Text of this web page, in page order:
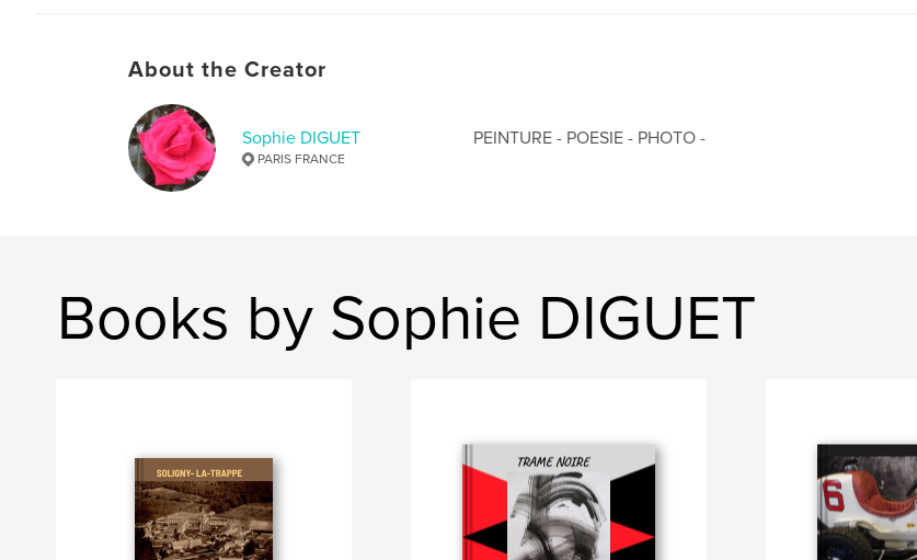
About the Creator
Sophie DIGUET
PARIS FRANCE
PEINTURE - POESIE - PHOTO -
Books by Sophie DIGUET